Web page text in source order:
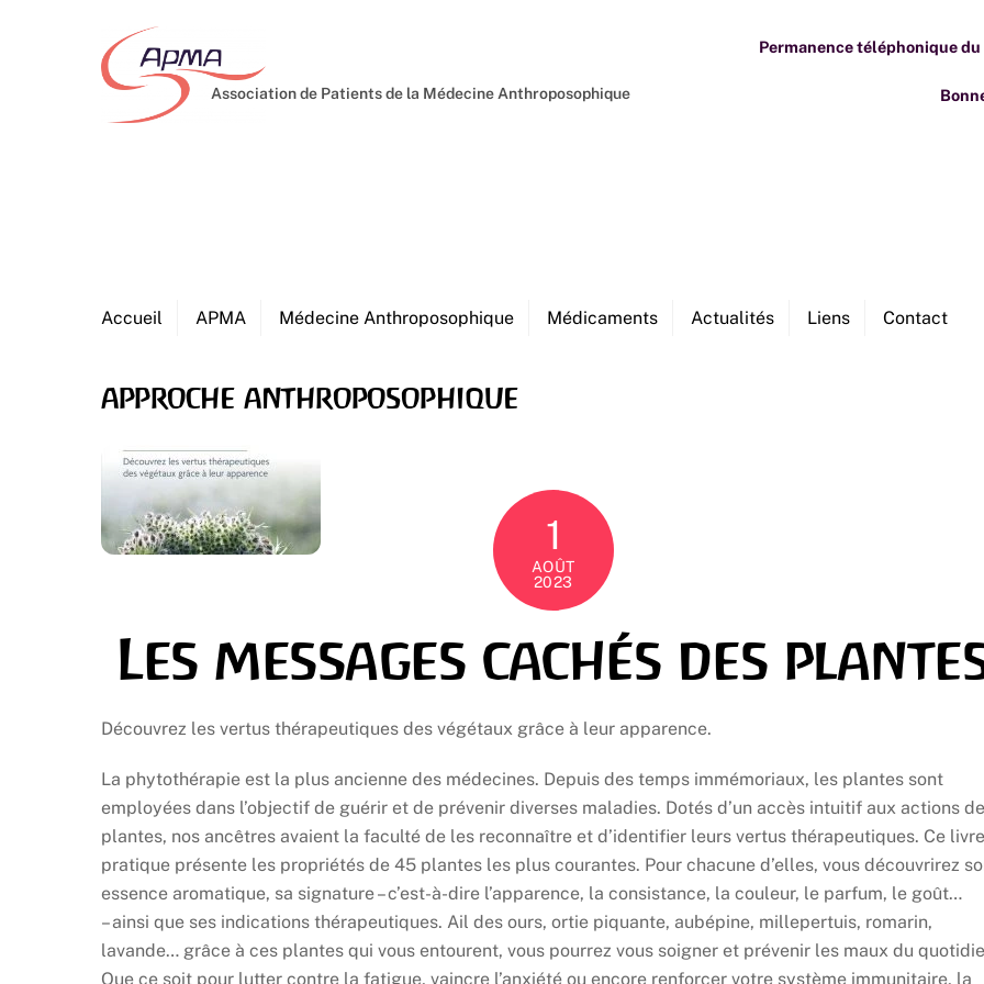
Association de Patients de la Médecine Anthroposophique
Accueil APMA Médecine Anthroposophique Médicaments Actualités Liens Contact
Permanence téléphonique du
approche anthroposophique
1
AOÛT
2023
Les messages cachés des
Découvrez les vertus thérapeutiques des végétaux grâce à leur apparence.
La phytothérapie est la plus ancienne des médecines. Depuis des temps immémoriaux, les plantes sont
employées dans l’objectif de guérir et de prévenir diverses maladies. Dotés d’un accès intuitif aux actions
plantes, nos ancêtres avaient la faculté de les reconnaître et d’identifier leurs vertus thérapeutiques. Ce livre
pratique présente les propriétés de 45 plantes les plus courantes. Pour chacune d’elles, vous découvrirez
essence aromatique, sa signature – c’est-à-dire l’apparence, la consistance, la couleur, le parfum, le goût…
– ainsi que ses indications thérapeutiques. Ail des ours, ortie piquante, aubépine, millepertuis, romarin,
lavande… grâce à ces plantes qui vous entourent, vous pourrez vous soigner et prévenir les maux du
Que ce soit pour lutter contre la fatigue, vaincre l’anxiété ou encore renforcer votre système immunitaire, la